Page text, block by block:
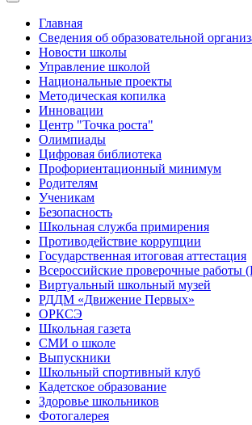
Главная
Сведения об образовательной
Новости школы
Управление школой
Национальные проекты
Методическая копилка
Инновации
Центр "Точка роста"
Олимпиады
Цифровая библиотека
Профориентационный минимум
Родителям
Ученикам
Безопасность
Школьная служба примирения
Противодействие коррупции
Государственная итоговая аттестация
Всероссийские проверочные работы
Виртуальный школьный музей
РДДМ «Движение Первых»
ОРКСЭ
Школьная газета
СМИ о школе
Выпускники
Школьный спортивный клуб
Кадетское образование
Здоровье школьников
Фотогалерея